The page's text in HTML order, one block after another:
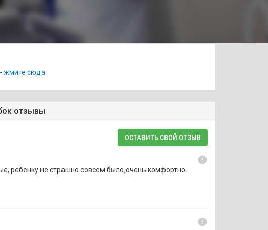
жмите сюда
отзывы
ОСТАВИТЬ СВОЙ ОТЗЫВ
error
ребенку не страшно совсем было,очень комфортно.
error